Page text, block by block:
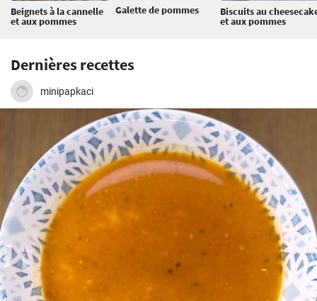
Beignets à la cannelle
et aux pommes
Galette de pommes Biscuits au
et aux pommes
Dernières recettes
minipapkaci